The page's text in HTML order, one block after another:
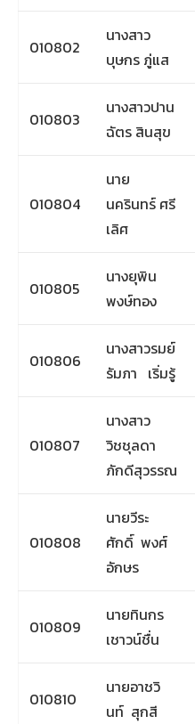
010802
นางสาว
บุษกร ภู่แส
010803
นางสาวปาน
ฉัตร สินสุข
010804
นาย
นครินทร์ ศรี
เลิศ
010805
นางยุพิน
พงษ์ทอง
010806
นางสาวรมย์
รัมภา เริ่มรู้
010807
นางสาว
วิชชุลดา
ภักดีสุวรรณ
010808
นายวีระ
ศักดิ์ พงศ์
อักษร
010809
นายทินกร
เชาวน์ชื่น
010810
นายอาชวิ
นท์ สุกสี